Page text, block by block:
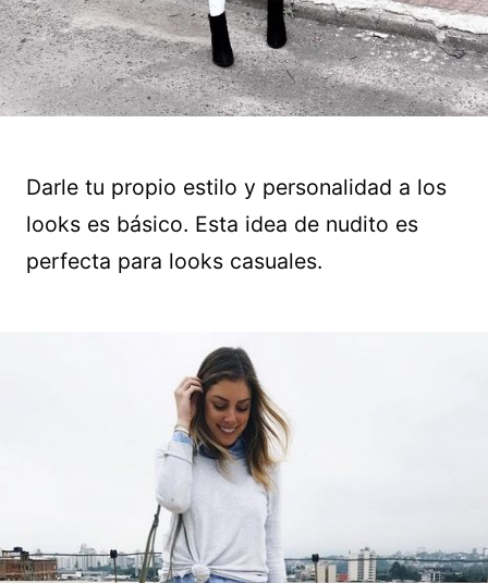
Darle tu propio estilo y personalidad a los
looks es básico. Esta idea de nudito es
perfecta para looks casuales.